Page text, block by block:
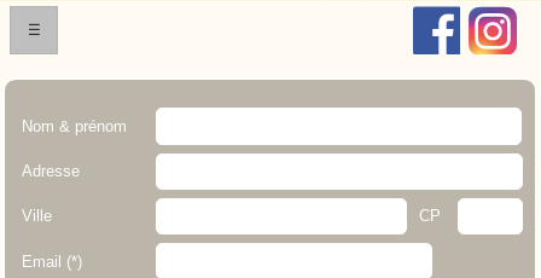
☰
Nom & prénom
Adresse
Ville CP
Email (*)